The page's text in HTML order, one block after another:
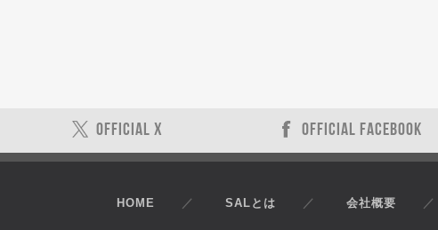
OFFICIAL X OFFICIAL FACEBOOK
HOME SALとは 会社概要